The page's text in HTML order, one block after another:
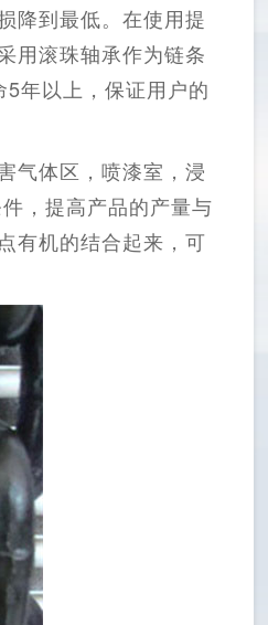
降到最低。在使用提
用滚珠轴承作为链条
年以上，保证用户的
气体区，喷漆室，浸
，提高产品的产量与
有机的结合起来，可